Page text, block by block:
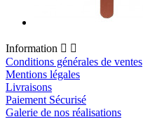
Information  
Conditions générales de ventes
Mentions légales
Livraisons
Paiement Sécurisé
Galerie de nos réalisations